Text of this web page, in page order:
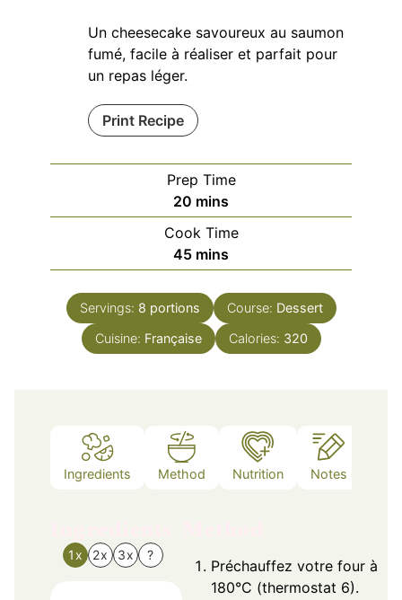
Un cheesecake savoureux au saumon
fumé, facile à réaliser et parfait pour
un repas léger.
Print Recipe
Prep Time
20 minutes
mins
Cook Time
45minutes
mins
Servings: 8 portions Course: Dessert
Cuisine: Française Calories: 320
Ingredients Method Nutrition Notes
1x 2x 3x ?
Préchauffez votre four à
180°C (thermostat 6).